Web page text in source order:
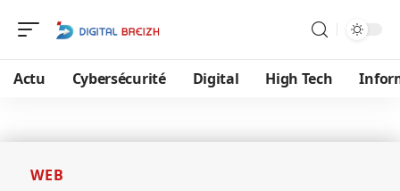
Actu Cybersécurité Digital High Tech
WEB